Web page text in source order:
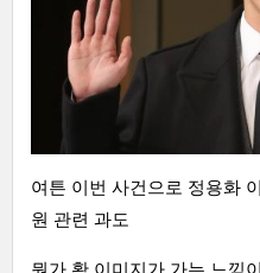
여튼 이번 사건으로 정용화
원 관련 과도
뭔가 확 이미지가 가는 느낌